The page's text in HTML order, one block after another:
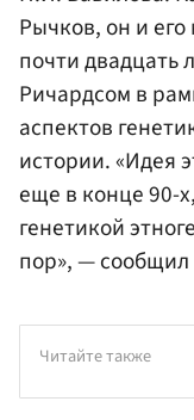
Рычков, он и его
почти двадцать
Ричардсом в
аспектов
истории. «Идея
еще в конце 90-
генетикой
пор», —
Читайте также